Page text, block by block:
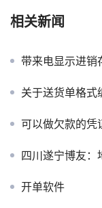
相关新闻
带来电显示进销
关于送货单格式
可以做欠款的凭
四川遂宁博友：
开单软件